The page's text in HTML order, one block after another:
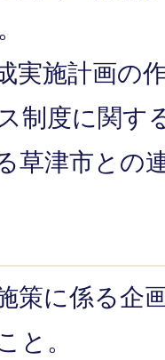
実施計画の
制度に関す
草津市との
策に係る企
と。